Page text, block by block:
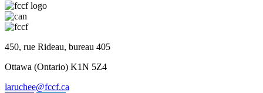
450, rue Rideau, bureau 405
Ottawa (Ontario) K1N 5Z4
laruchee@fccf.ca